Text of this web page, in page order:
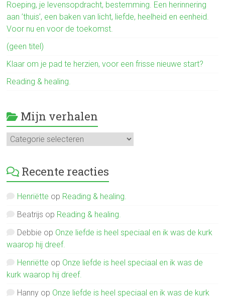
ok
Roeping, je levensopdracht, bestemming. Een herinnering
aan ’thuis’, een baken van licht, liefde, heelheid en eenheid.
Voor nu en voor de toekomst.
(geen titel)
Klaar om je pad te herzien, voor een frisse nieuwe start?
Reading & healing.
Mijn verhalen
Mijn
verhalen
Recente reacties
Henriëtte op Reading & healing.
Beatrijs op Reading & healing.
Debbie op Onze liefde is heel speciaal en ik was de kurk
waarop hij dreef.
Henriëtte op Onze liefde is heel speciaal en ik was de
kurk waarop hij dreef.
Hanny op Onze liefde is heel speciaal en ik was de kurk